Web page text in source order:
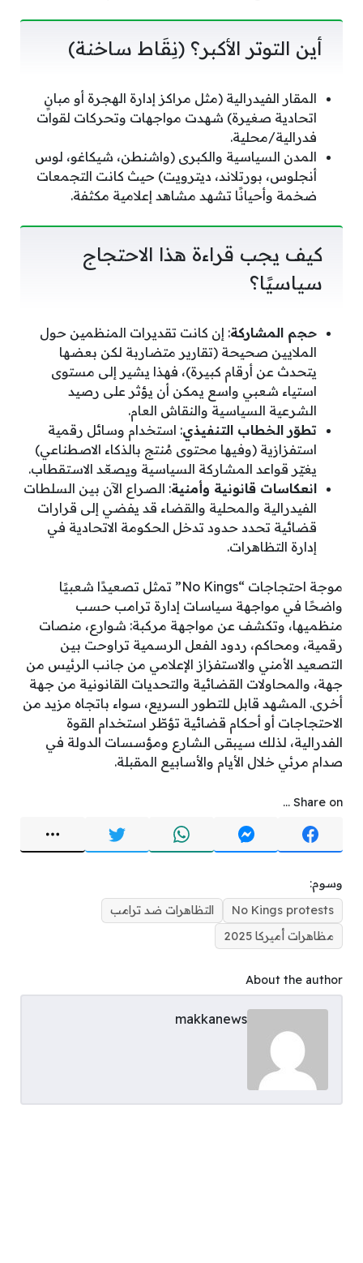
أين التوتر الأكبر؟ (نِقَاط ساخنة)
المقار الفيدرالية (مثل مراكز إدارة الهجرة أو مبانٍ
اتحادية صغيرة) شهدت مواجهات وتحركات لقوات
فدرالية/محلية.
المدن السياسية والكبرى (واشنطن، شيكاغو، لوس
أنجلوس، بورتلاند، ديترويت) حيث كانت التجمعات
ضخمة وأحيانًا تشهد مشاهد إعلامية مكثفة.
كيف يجب قراءة هذا الاحتجاج
سياسيًا؟
حجم المشاركة: إن كانت تقديرات المنظمين حول
الملايين صحيحة (تقارير متضاربة لكن بعضها
يتحدث عن أرقام كبيرة)، فهذا يشير إلى مستوى
استياء شعبي واسع يمكن أن يؤثر على رصيد
الشرعية السياسية والنقاش العام.
تطوّر الخطاب التنفيذي: استخدام وسائل رقمية
استفزازية (وفيها محتوى مُنتج بالذكاء الاصطناعي)
يغيّر قواعد المشاركة السياسية ويصعّد الاستقطاب.
انعكاسات قانونية وأمنية: الصراع الآن بين السلطات
الفيدرالية والمحلية والقضاء قد يفضي إلى قرارات
قضائية تحدد حدود تدخل الحكومة الاتحادية في
إدارة التظاهرات.
موجة احتجاجات “No Kings” تمثل تصعيدًا شعبيًا
واضحًا في مواجهة سياسات إدارة ترامب حسب
منظميها، وتكشف عن مواجهة مركبة: شوارع، منصات
رقمية، ومحاكم، ردود الفعل الرسمية تراوحت بين
التصعيد الأمني والاستفزاز الإعلامي من جانب الرئيس من
جهة، والمحاولات القضائية والتحديات القانونية من جهة
أخرى. المشهد قابل للتطور السريع، سواء باتجاه مزيد من
الاحتجاجات أو أحكام قضائية تؤطّر استخدام القوة
الفدرالية، لذلك سيبقى الشارع ومؤسسات الدولة في
صدام مرئي خلال الأيام والأسابيع المقبلة.
Share on ...
وسوم:
No Kings protests
التظاهرات ضد ترامب
مظاهرات أميركا 2025
About the author
makkanews